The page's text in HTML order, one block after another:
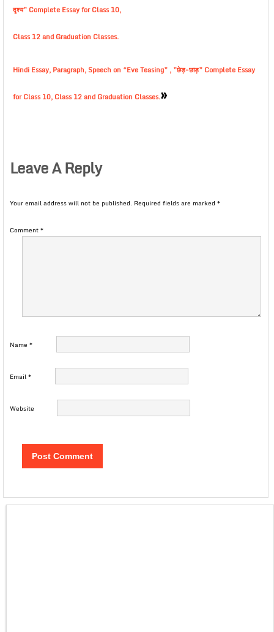
दृश्य” Complete Essay for Class 10,
Class 12 and Graduation Classes.
Hindi Essay, Paragraph, Speech on “Eve Teasing” , ”छेड़-छाड़” Complete Essay
for Class 10, Class 12 and Graduation Classes.»
Leave A Reply
Your email address will not be published. Required fields are marked *
Comment*
Name *
Email*
Website